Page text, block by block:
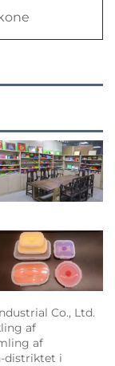
Co., Ltd.
af
af
distriktet i